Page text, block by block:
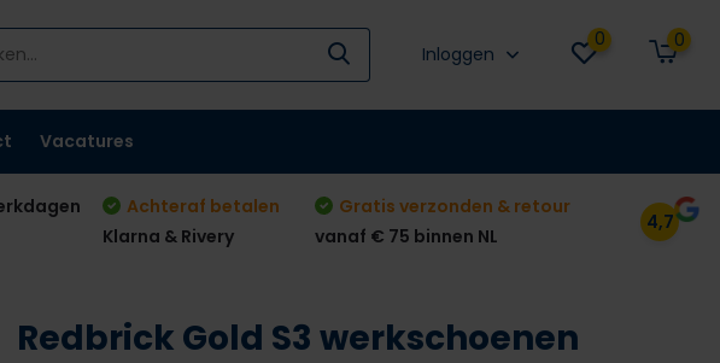
Inloggen
0 0
Vacatures
Achteraf betalen
Klarna & Rivery
Gratis verzonden & retour
vanaf € 75 binnen NL
4,7
Redbrick Gold S3 werkschoenen